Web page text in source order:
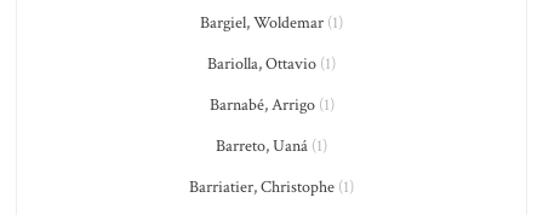
Bargiel, Woldemar (1)
Bariolla, Ottavio (1)
Barnabé, Arrigo(1)
Barreto, Uaná (1)
Barriatier, Christophe (1)